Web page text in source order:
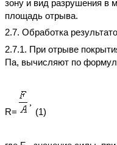
зону и вид разрушения в
площадь отрыва.
2.7. Обработка
2.7.1. При отрыве
Па, вычисляют по
R= (1)